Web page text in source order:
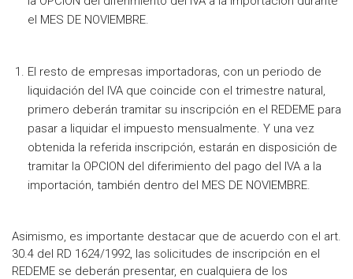
el MES DE NOVIEMBRE.
El resto de empresas importadoras, con un periodo de
liquidación del IVA que coincide con el trimestre natural,
primero deberán tramitar su inscripción en el REDEME para
pasar a liquidar el impuesto mensualmente. Y una vez
obtenida la referida inscripción, estarán en disposición de
tramitar la OPCION del diferimiento del pago del IVA a la
importación, también dentro del MES DE NOVIEMBRE.
Asimismo, es importante destacar que de acuerdo con el art.
30.4 del RD 1624/1992, las solicitudes de inscripción en el
REDEME se deberán presentar, en cualquiera de los